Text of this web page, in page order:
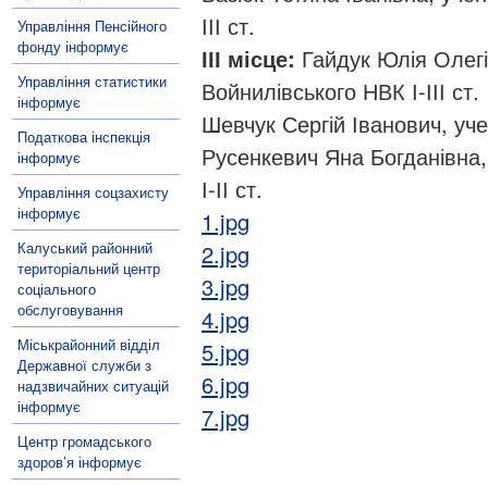
Управління Пенсійного
фонду інформує
Управління статистики
інформує
Податкова інспекція
інформує
Управління соцзахисту
інформує
Калуський районний
територіальний центр
соціального
обслуговування
Міськрайонний відділ
Державної служби з
надзвичайних ситуацій
інформує
Центр громадського
здоров’я інформує
ІІІ ст.
ІІІ місце: Гайдук Юлія
Войнилівського НВК І-ІІІ ст.
Шевчук Сергій Іванович,
Русенкевич Яна
І-ІІ ст.
1.jpg
2.jpg
3.jpg
4.jpg
5.jpg
6.jpg
7.jpg